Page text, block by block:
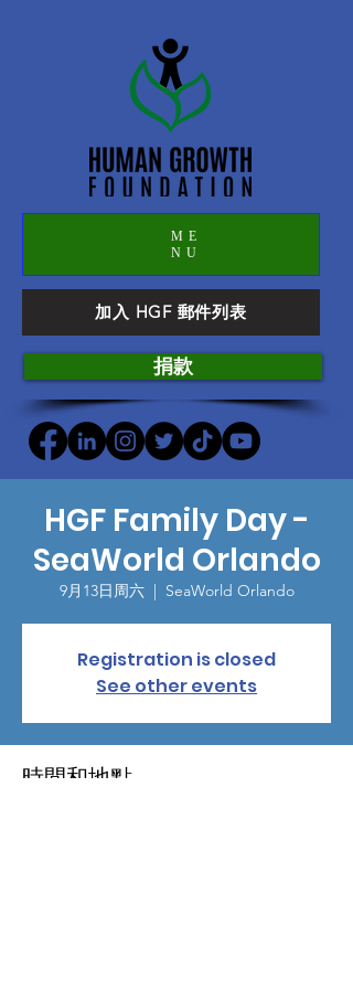
ME
NU
加入 HGF 郵件列表
捐款
HGF Family Day -
SeaWorld Orlando
9月13日周六
  |
SeaWorld Orlando
Registration is closed
See other events
時間和地點